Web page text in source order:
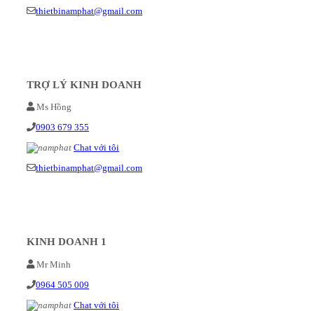
thietbinamphat@gmail.com
TRỢ LÝ KINH DOANH
Ms Hồng
0903 679 355
Chat với tôi
thietbinamphat@gmail.com
KINH DOANH 1
Mr Minh
0964 505 009
Chat với tôi